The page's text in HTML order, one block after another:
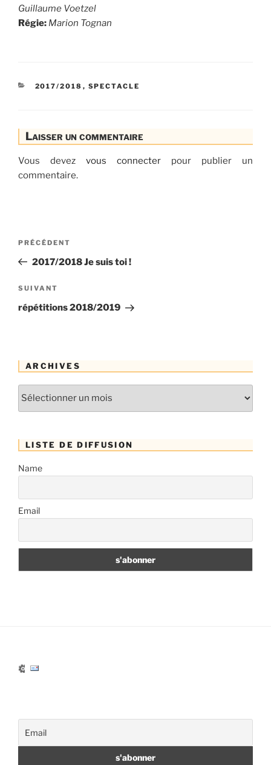
Guillaume Voetzel
Régie: Marion Tognan
CATÉGORIES
2017/2018 , SPECTACLE
Laisser un commentaire
Vous devez vous connecter pour publier un
commentaire.
Navigation
l’article
Article
précédent
PRÉCÉDENT
2017/2018 Je suis toi !
Article
suivant
SUIVANT
répétitions 2018/2019
ARCHIVES
LISTE DE DIFFUSION
Name
Email